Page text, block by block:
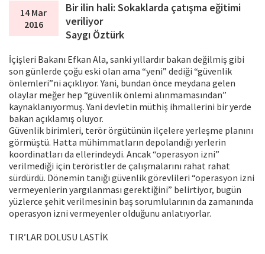
14 Mar
2016
Bir ilin hali: Sokaklarda çatışma eğitimi
veriliyor
Saygı Öztürk
İçişleri Bakanı Efkan Ala, sanki yıllardır bakan değilmiş gibi
son günlerde çoğu eski olan ama “yeni” dediği “güvenlik
önlemleri”ni açıklıyor. Yani, bundan önce meydana gelen
olaylar meğer hep “güvenlik önlemi alınmamasından”
kaynaklanıyormuş. Yani devletin müthiş ihmallerini bir yerde
bakan açıklamış oluyor.
Güvenlik birimleri, terör örgütünün ilçelere yerleşme planını
görmüştü. Hatta mühimmatların depolandığı yerlerin
koordinatları da ellerindeydi. Ancak “operasyon izni”
verilmediği için teröristler de çalışmalarını rahat rahat
sürdürdü. Dönemin tanığı güvenlik görevlileri “operasyon izni
vermeyenlerin yargılanması gerektiğini” belirtiyor, bugün
yüzlerce şehit verilmesinin baş sorumlularının da zamanında
operasyon izni vermeyenler olduğunu anlatıyorlar.
TIR’LAR DOLUSU LASTİK